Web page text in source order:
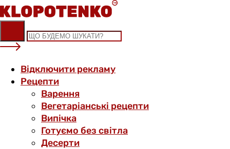
Skip
to
content
Відключити рекламу
Рецепти
Варення
Вегетаріанські рецепти
Випічка
Готуємо без світла
Десерти